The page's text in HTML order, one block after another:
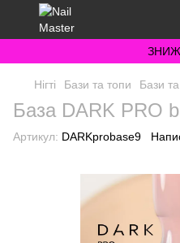
Нігті Бази та топи Бази
База DARK PRO
Артикул: DARKprobase9